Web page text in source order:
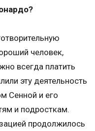
человек,
всегда платить
эту деятельность
Сенной и его
и подросткам.
продолжилось